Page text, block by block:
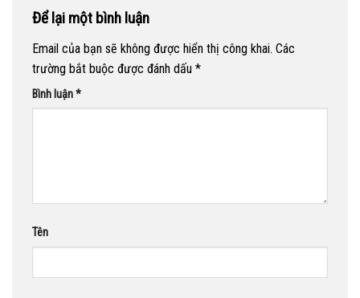
Để lại một bình luận
Email của bạn sẽ không được hiển thị công khai. Các
trường bắt buộc được đánh dấu *
Bình luận*
Tên